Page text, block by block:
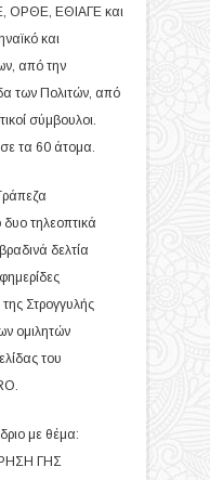
ΟΡΘΕ, ΕΘΙΑΓΕ και
και
από την
των Πολιτών, από
σύμβουλοι.
τα 60 άτομα.
τηλεοπτικά
δελτία
Στρογγυλής
ομιλητών
του
με θέμα:
ΓΗΣ